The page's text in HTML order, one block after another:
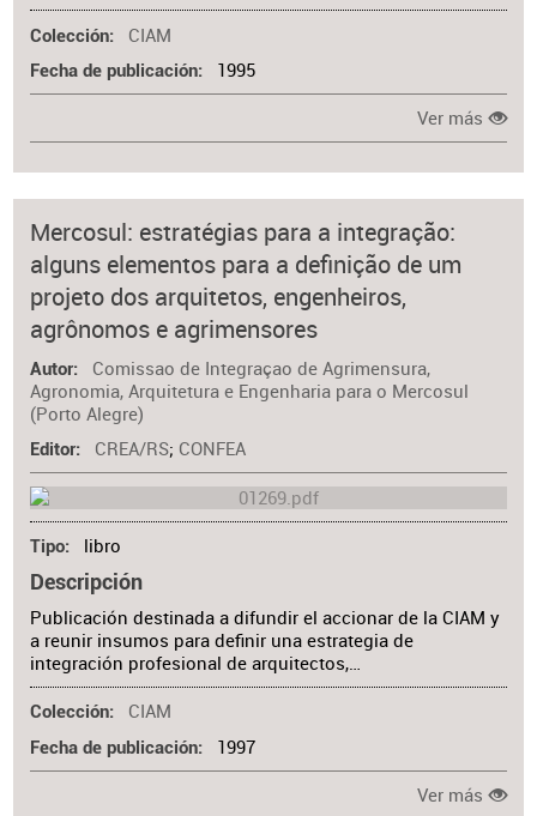
Colección CIAM
Fecha de publicación 1995
Ver más
Mercosul: estratégias para a integração:
alguns elementos para a definição de um
projeto dos arquitetos, engenheiros,
agrônomos e agrimensores
Autor
Comissao de Integraçao de Agrimensura,
Agronomia, Arquitetura e Engenharia para o Mercosul
(Porto Alegre)
Editor CREA/RS; CONFEA
Tipo libro
Descripción
Publicación destinada a difundir el accionar de la CIAM y
a reunir insumos para definir una estrategia de
integración profesional de arquitectos,…
Colección CIAM
Fecha de publicación 1997
Ver más